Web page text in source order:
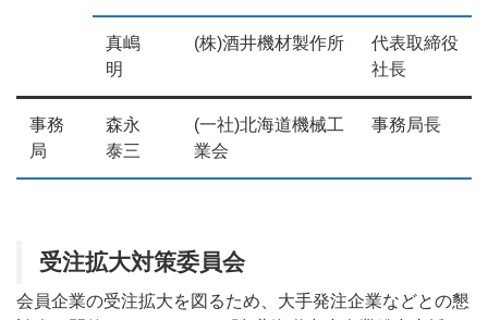
真嶋
明
(株)酒井機材製作所
代表取締役
社長
事務
局
森永
泰三
(一社)北海道機械工
業会
事務局長
受注拡大対策委員会
会員企業の受注拡大を図るため、大手発注企業などとの懇